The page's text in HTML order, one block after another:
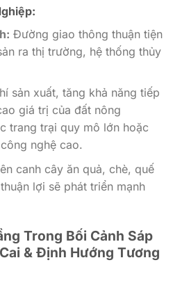
Đường giao thông thuận tiện
ra thị trường, hệ thống thủy
sản xuất, tăng khả năng tiếp
giá trị của đất nông
trang trại quy mô lớn hoặc
nghệ cao.
canh cây ăn quả, chè, quế
lợi sẽ phát triển mạnh
Trong Bối Cảnh Sáp
& Định Hướng Tương